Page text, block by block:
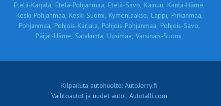
Etelä-Karjala, Etelä-Pohjanmaa, Etelä-Savo, Kainuu, Kanta-Häme,
Keski-Pohjanmaa, Keski-Suomi, Kymenlaakso, Lappi, Pirkanmaa,
Pohjanmaa, Pohjois-Karjala, Pohjois-Pohjanmaa, Pohjois-Savo,
Päijät-Häme, Satakunta, Uusimaa, Varsinais-Suomi,
Kilpailuta autohuolto: AutoJerry.fi
Vaihtoautot ja uudet autot: Autotalli.com